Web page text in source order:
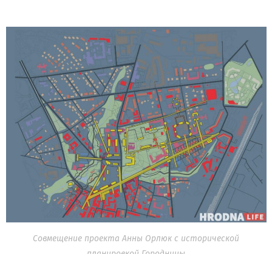
Совмещение проекта Анны Орлюк с исторической